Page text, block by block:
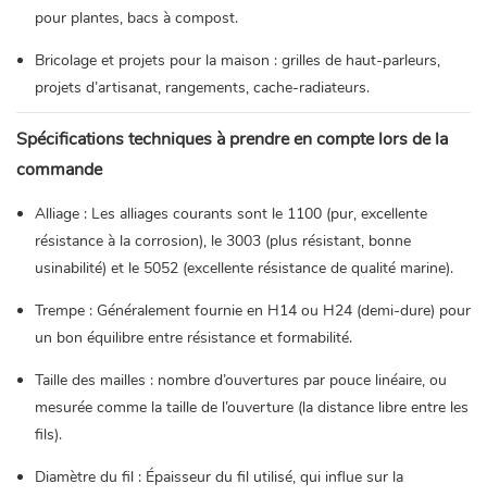
pour plantes, bacs à compost.
Bricolage et projets pour la maison : grilles de haut-parleurs,
projets d’artisanat, rangements, cache-radiateurs.
Spécifications techniques à prendre en compte lors de la
commande
Alliage : Les alliages courants sont le 1100 (pur, excellente
résistance à la corrosion), le 3003 (plus résistant, bonne
usinabilité) et le 5052 (excellente résistance de qualité marine).
Trempe : Généralement fournie en H14 ou H24 (demi-dure) pour
un bon équilibre entre résistance et formabilité.
Taille des mailles : nombre d’ouvertures par pouce linéaire, ou
mesurée comme la taille de l’ouverture (la distance libre entre les
fils).
Diamètre du fil : Épaisseur du fil utilisé, qui influe sur la